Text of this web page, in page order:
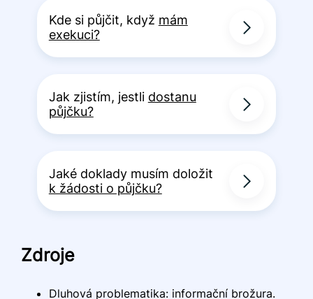
Kde si půjčit, když mám
exekuci?
Jak zjistím, jestli dostanu
půjčku?
Jaké doklady musím doložit
k žádosti o půjčku?
Zdroje
Dluhová problematika: informační brožura.